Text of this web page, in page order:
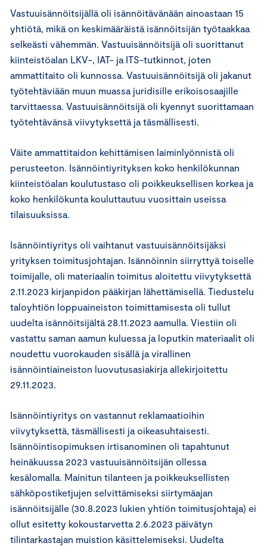
Vastuuisännöitsijällä oli isännöitävänään ainoastaan 15
yhtiötä, mikä on keskimääräistä isännöitsijän työtaakkaa
selkeästi vähemmän. Vastuuisännöitsijä oli suorittanut
kiinteistöalan LKV-, IAT- ja ITS-tutkinnot, joten
ammattitaito oli kunnossa. Vastuuisännöitsijä oli jakanut
työtehtäviään muun muassa juridisille erikoisosaajille
tarvittaessa. Vastuuisännöitsijä oli kyennyt suorittamaan
työtehtävänsä viivytyksettä ja täsmällisesti.
Väite ammattitaidon kehittämisen laiminlyönnistä oli
perusteeton. Isännöintiyrityksen koko henkilökunnan
kiinteistöalan koulutustaso oli poikkeuksellisen korkea ja
koko henkilökunta kouluttautuu vuosittain useissa
tilaisuuksissa.
Isännöintiyritys oli vaihtanut vastuuisännöitsijäksi
yrityksen toimitusjohtajan. Isännöinnin siirryttyä toiselle
toimijalle, oli materiaalin toimitus aloitettu viivytyksettä
2.11.2023 kirjanpidon pääkirjan lähettämisellä. Tiedustelu
taloyhtiön loppuaineiston toimittamisesta oli tullut
uudelta isännöitsijältä 28.11.2023 aamulla. Viestiin oli
vastattu saman aamun kuluessa ja loputkin materiaalit oli
noudettu vuorokauden sisällä ja virallinen
isännöintiaineiston luovutusasiakirja allekirjoitettu
29.11.2023.
Isännöintiyritys on vastannut reklamaatioihin
viivytyksettä, täsmällisesti ja oikeasuhtaisesti.
Isännöintisopimuksen irtisanominen oli tapahtunut
heinäkuussa 2023 vastuuisännöitsijän ollessa
kesälomalla. Mainitun tilanteen ja poikkeuksellisten
sähköpostiketjujen selvittämiseksi siirtymäajan
isännöitsijälle (30.8.2023 lukien yhtiön toimitusjohtaja) ei
ollut esitetty kokoustarvetta 2.6.2023 päivätyn
tilintarkastajan muistion käsittelemiseksi. Uudelta